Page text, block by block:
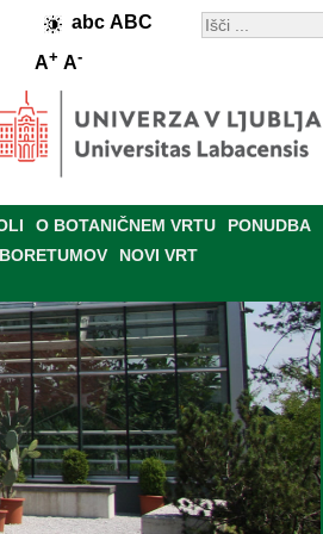
abc ABC
A+ A-
O BOTANIČNEM VRTU PONUDBA
NOVI VRT